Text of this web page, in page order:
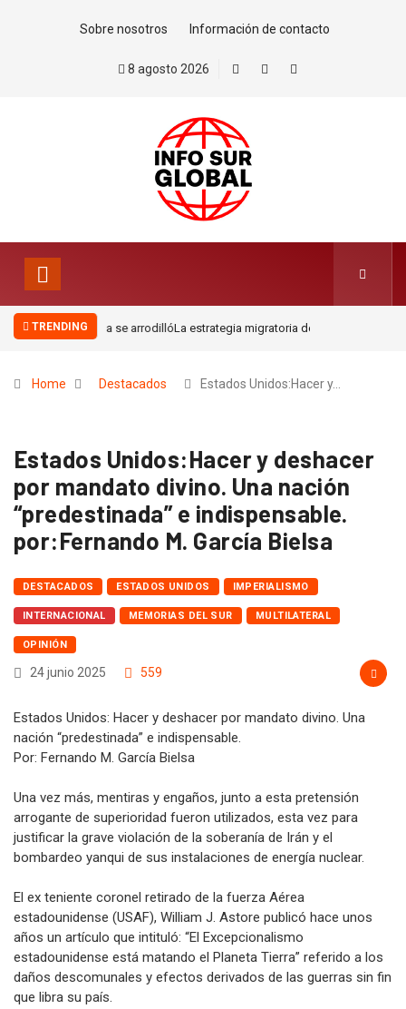
Sobre nosotros Información de contacto
8 agosto 2026
TRENDING
europeo.Por Pablo Jofré Leal
Estados Unidos:Hacer y deshacer
por mandato divino. Una nación
“predestinada” e indispensable.
por:Fernando M. García Bielsa
DESTACADOS ESTADOS UNIDOS IMPERIALISMO
INTERNACIONAL
OPINIÓN
Estados Unidos: Hacer y deshacer por mandato divino. Una
nación “predestinada” e indispensable.
Una vez más, mentiras y engaños, junto a esta pretensión
arrogante de superioridad fueron utilizados, esta vez para
justificar la grave violación de la soberanía de Irán y el
El ex teniente coronel retirado de la fuerza Aérea
estadounidense (USAF), William J. Astore publicó hace unos
años un artículo que intituló: “El Excepcionalismo
estadounidense está matando el Planeta Tierra” referido a los
daños descomunales y efectos derivados de las guerras sin fin